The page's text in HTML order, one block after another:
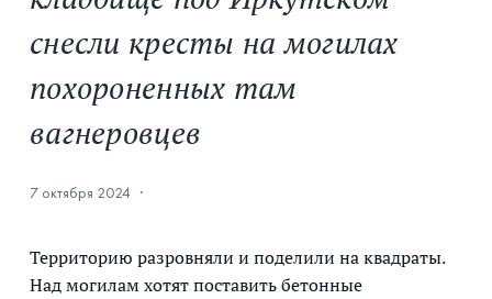
снесли кресты на могилах
похороненных там
вагнеровцев
7 октября 2024 ·
Территорию разровняли и поделили на квадраты.
Над могилам хотят поставить бетонные